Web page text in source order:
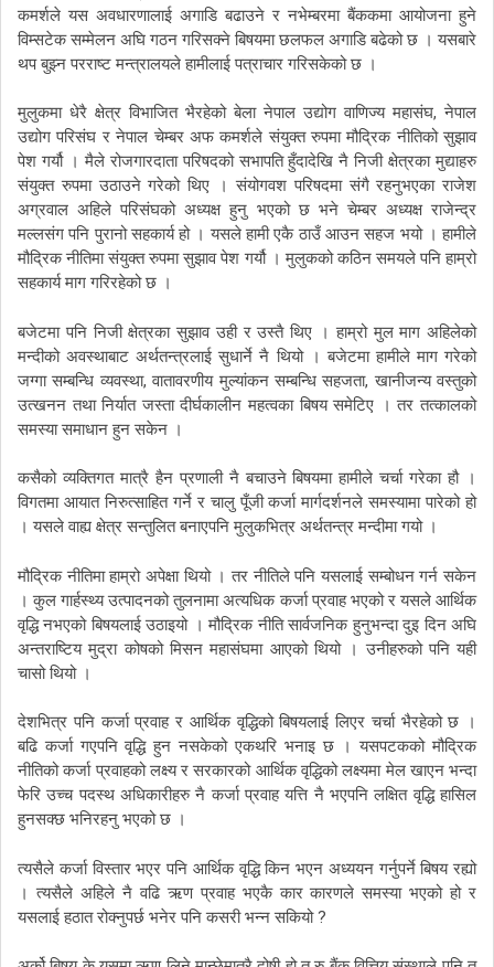
कमर्शले यस अवधारणालाई अगाडि बढाउने र नभेम्बरमा बैंककमा आयोजना हुने
विम्सटेक सम्मेलन अघि गठन गरिसक्ने बिषयमा छलफल अगाडि बढेको छ । यसबारे
थप बुझ्न परराष्ट मन्त्रालयले हामीलाई पत्राचार गरिसकेको छ ।
मुलुकमा धेरै क्षेत्र विभाजित भैरहेको बेला नेपाल उद्योग वाणिज्य महासंघ,नेपाल
उद्योग परिसंघ र नेपाल चेम्बर अफ कमर्शले संयुक्त रुपमा मौद्रिक नीतिको सुझाव
पेश गर्यौ । मैले रोजगारदाता परिषदको सभापति हुँदादेखि नै निजी क्षेत्रका मुद्याहरु
संयुक्त रुपमा उठाउने गरेको थिए । संयोगवश परिषदमा संगै रहनुभएका राजेश
अग्रवाल अहिले परिसंघको अध्यक्ष हुनु भएको छ भने चेम्बर अध्यक्ष राजेन्द्र
मल्लसंग पनि पुरानो सहकार्य हो । यसले हामी एकै ठाउँ आउन सहज भयो । हामीले
मौद्रिक नीतिमा संयुक्त रुपमा सुझाव पेश गर्यौ । मुलुकको कठिन समयले पनि हाम्रो
सहकार्य माग गरिरहेको छ ।
बजेटमा पनि निजी क्षेत्रका सुझाव उही र उस्तै थिए । हाम्रो मुल माग अहिलेको
मन्दीको अवस्थाबाट अर्थतन्त्रलाई सुधार्ने नै थियो । बजेटमा हामीले माग गरेको
जग्गा सम्बन्धि व्यवस्था,वातावरणीय मुल्यांकन सम्बन्धि सहजता,खानीजन्य वस्तुको
उत्खनन तथा निर्यात जस्ता दीर्घकालीन महत्वका बिषय समेटिए । तर तत्कालको
समस्या समाधान हुन सकेन ।
कसैको व्यक्तिगत मात्रै हैन प्रणाली नै बचाउने बिषयमा हामीले चर्चा गरेका हौ
।
विगतमा आयात निरुत्साहित गर्ने र चालु पूँजी कर्जा मार्गदर्शनले समस्यामा पारेको हो
। यसले वाह्य क्षेत्र सन्तुलित बनाएपनि मुलुकभित्र अर्थतन्त्र मन्दीमा गयो ।
मौद्रिक नीतिमा हाम्रो अपेक्षा थियो । तर नीतिले पनि यसलाई सम्बोधन गर्न सकेन
। कुल गार्हस्थ्य उत्पादनको तुलनामा अत्यधिक कर्जा प्रवाह भएको र यसले आर्थिक
वृद्धि नभएको बिषयलाई उठाइयो । मौद्रिक नीति सार्वजनिक हुनुभन्दा दुइ दिन अघि
अन्तराष्टिय मुद्रा कोषको मिसन महासंघमा आएको थियो । उनीहरुको पनि यही
चासो थियो ।
देशभित्र पनि कर्जा प्रवाह र आर्थिक वृद्धिको बिषयलाई लिएर चर्चा भैरहेको छ
।
बढि कर्जा गएपनि वृद्धि हुन नसकेको एकथरि भनाइ छ । यसपटकको मौद्रिक
नीतिको कर्जा प्रवाहको लक्ष्य र सरकारको आर्थिक वृद्धिको लक्ष्यमा मेल खाएन भन्दा
फेरि उच्च पदस्थ अधिकारीहरु नै कर्जा प्रवाह यत्ति नै भएपनि लक्षित वृद्धि हासिल
हुनसक्छ भनिरहनु भएको छ ।
त्यसैले कर्जा विस्तार भएर पनि आर्थिक वृद्धि किन भएन अध्ययन गर्नुपर्ने बिषय रह्यो
।
त्यसैले अहिले नै वढि ऋण प्रवाह भएकै कार कारणले समस्या भएको हो र
यसलाई हठात रोक्नुपर्छ भनेर पनि कसरी भन्न सकियो?